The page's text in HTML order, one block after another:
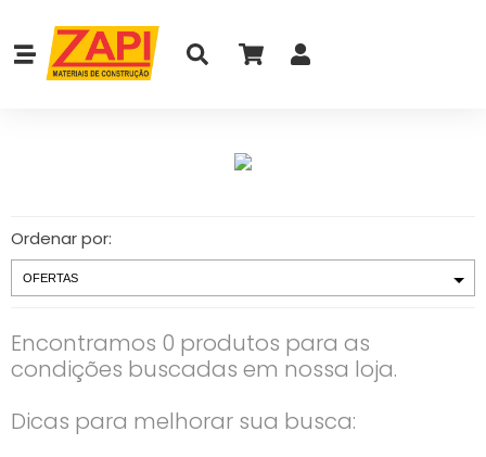
Ordenar por:
Encontramos 0 produtos para as
condições buscadas em nossa loja.
Dicas para melhorar sua busca: